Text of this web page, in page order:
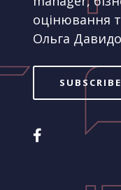
оцінювання
Ольга
SUBSCRIBE